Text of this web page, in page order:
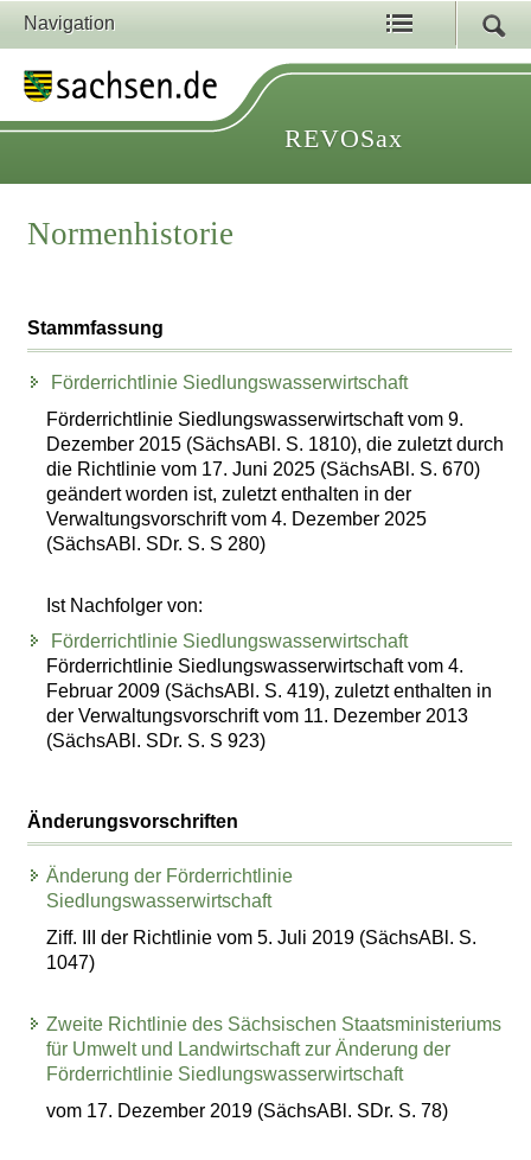
Navigation
REVOSax
Normenhistorie
Stammfassung
Förderrichtlinie Siedlungswasserwirtschaft
Förderrichtlinie Siedlungswasserwirtschaft vom 9.
Dezember 2015 (SächsABl. S. 1810), die zuletzt durch
die Richtlinie vom 17. Juni 2025 (SächsABl. S. 670)
geändert worden ist, zuletzt enthalten in der
Verwaltungsvorschrift vom 4. Dezember 2025
(SächsABl. SDr. S. S 280)
Ist Nachfolger von:
Förderrichtlinie Siedlungswasserwirtschaft
Förderrichtlinie Siedlungswasserwirtschaft vom 4.
Februar 2009 (SächsABl. S. 419), zuletzt enthalten in
der Verwaltungsvorschrift vom 11. Dezember 2013
(SächsABl. SDr. S. S 923)
Änderungsvorschriften
Änderung der Förderrichtlinie
Siedlungswasserwirtschaft
Ziff. III der Richtlinie vom 5. Juli 2019 (SächsABl. S.
1047)
Zweite Richtlinie des Sächsischen Staatsministeriums
für Umwelt und Landwirtschaft zur Änderung der
Förderrichtlinie Siedlungswasserwirtschaft
vom 17. Dezember 2019 (SächsABl. SDr. S. 78)